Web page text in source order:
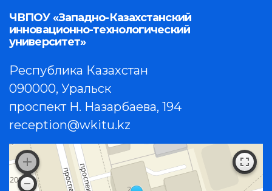
ЧВПОУ «Западно-Казахстанский
инновационно-технологический
университет»
Республика Казахстан
090000, Уральск
проспект Н. Назарбаева, 194
reception@wkitu.kz